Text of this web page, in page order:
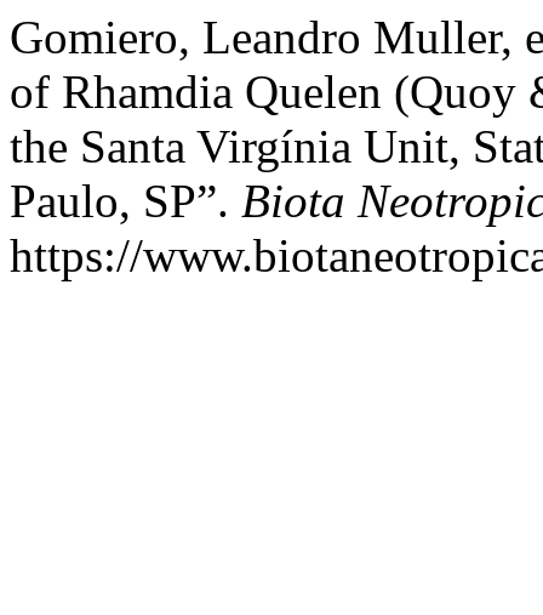
Gomiero, Leandro Muller,
of Rhamdia Quelen
the Santa Virgínia Unit,
Paulo, SP”. Biota
https://